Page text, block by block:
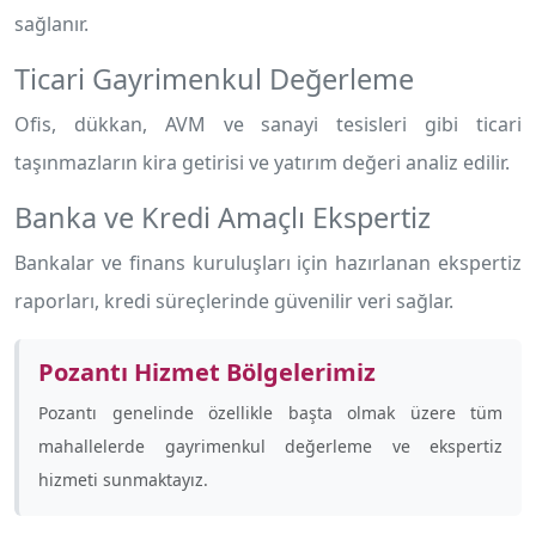
sağlanır.
Ticari Gayrimenkul Değerleme
Ofis, dükkan, AVM ve sanayi tesisleri gibi ticari
taşınmazların kira getirisi ve yatırım değeri analiz edilir.
Banka ve Kredi Amaçlı Ekspertiz
Bankalar ve finans kuruluşları için hazırlanan ekspertiz
raporları, kredi süreçlerinde güvenilir veri sağlar.
Pozantı Hizmet Bölgelerimiz
Pozantı genelinde özellikle başta olmak üzere tüm
mahallelerde gayrimenkul değerleme ve ekspertiz
hizmeti sunmaktayız.